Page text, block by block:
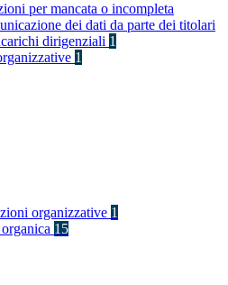
per mancata o incompleta
dei dati da parte dei titolari
dirigenziali 1
1
organizzative 1
15